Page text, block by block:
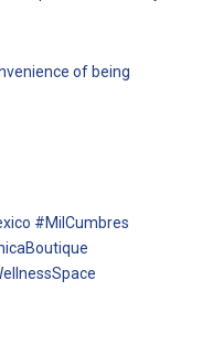
of being
#MilCumbres